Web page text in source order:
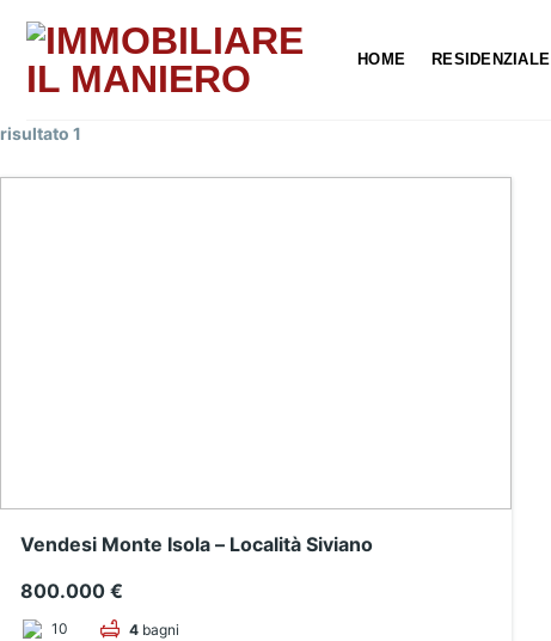
HOME RESIDENZIALE
risultato 1
Vendesi Monte Isola – Località Siviano
800.000 €
10 4 bagni